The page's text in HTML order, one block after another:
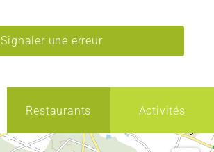
Signaler une erreur
Restaurants Activités